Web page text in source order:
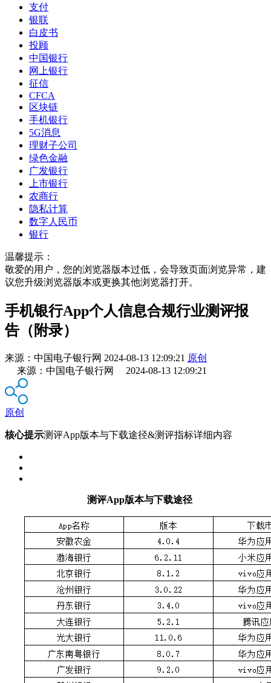
支付
银联
白皮书
投顾
中国银行
网上银行
征信
CFCA
区块链
手机银行
5G消息
理财子公司
绿色金融
广发银行
上市银行
农商行
隐私计算
数字人民币
银行
温馨提示：
敬爱的用户，您的浏览器版本过低，会导致页面浏览异常，建
议您升级浏览器版本或更换其他浏览器打开。
手机银行App个人信息合规行业测评报
告（附录）
来源： 中国电子银行网 2024-08-13 12:09:21 原创
来源：中国电子银行网 2024-08-13 12:09:21
原创
核心提示测评App版本与下载途径&测评指标详细内容
测评App版本与下载途径